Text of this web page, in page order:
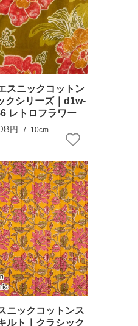
スニックコットン
クシリーズ｜d1w-
レトロフラワー
円 10cm
ニックコットンス
ルト｜クラシック